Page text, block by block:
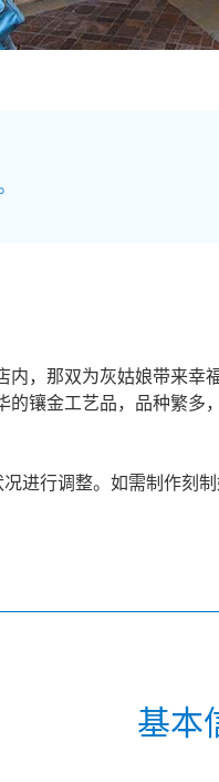
内，那双为灰姑娘带来
的镶金工艺品，品种繁
进行调整。如需制作刻
基本